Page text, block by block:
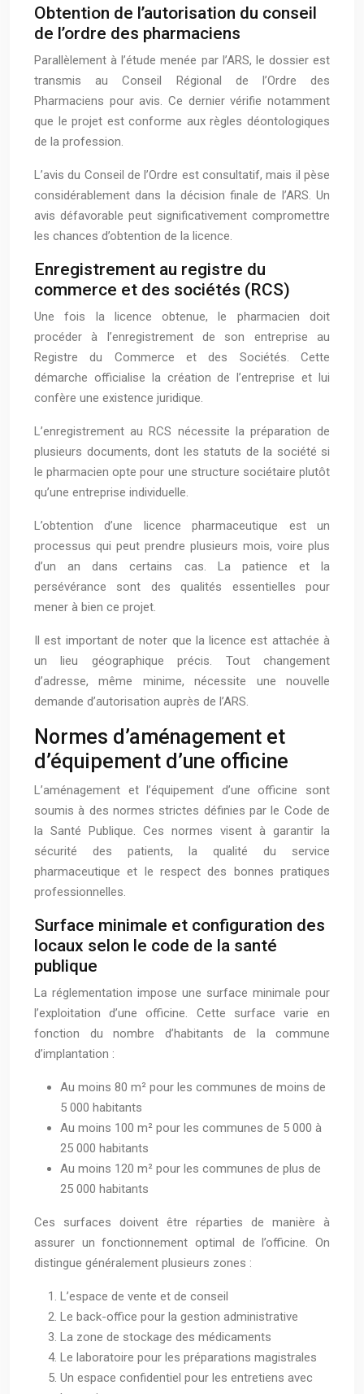
Obtention de l’autorisation du conseil
de l’ordre des pharmaciens
Parallèlement à l’étude menée par l’ARS, le dossier est
transmis au Conseil Régional de l’Ordre des
Pharmaciens pour avis. Ce dernier vérifie notamment
que le projet est conforme aux règles déontologiques
de la profession.
L’avis du Conseil de l’Ordre est consultatif, mais il pèse
considérablement dans la décision finale de l’ARS. Un
avis défavorable peut significativement compromettre
les chances d’obtention de la licence.
Enregistrement au registre du
commerce et des sociétés (RCS)
Une fois la licence obtenue, le pharmacien doit
procéder à l’enregistrement de son entreprise au
Registre du Commerce et des Sociétés. Cette
démarche officialise la création de l’entreprise et lui
confère une existence juridique.
L’enregistrement au RCS nécessite la préparation de
plusieurs documents, dont les statuts de la société si
le pharmacien opte pour une structure sociétaire plutôt
qu’une entreprise individuelle.
L’obtention d’une licence pharmaceutique est un
processus qui peut prendre plusieurs mois, voire plus
d’un an dans certains cas. La patience et la
persévérance sont des qualités essentielles pour
mener à bien ce projet.
Il est important de noter que la licence est attachée à
un lieu géographique précis. Tout changement
d’adresse, même minime, nécessite une nouvelle
demande d’autorisation auprès de l’ARS.
Normes d’aménagement et
d’équipement d’une officine
L’aménagement et l’équipement d’une officine sont
soumis à des normes strictes définies par le Code de
la Santé Publique. Ces normes visent à garantir la
sécurité des patients, la qualité du service
pharmaceutique et le respect des bonnes pratiques
professionnelles.
Surface minimale et configuration des
locaux selon le code de la santé
publique
La réglementation impose une surface minimale pour
l’exploitation d’une officine. Cette surface varie en
fonction du nombre d’habitants de la commune
d’implantation :
Au moins 80 m² pour les communes de moins de
5 000 habitants
Au moins 100 m² pour les communes de 5 000 à
25 000 habitants
Au moins 120 m² pour les communes de plus de
25 000 habitants
Ces surfaces doivent être réparties de manière à
assurer un fonctionnement optimal de l’officine. On
distingue généralement plusieurs zones :
L’espace de vente et de conseil
Le back-office pour la gestion administrative
La zone de stockage des médicaments
Le laboratoire pour les préparations magistrales
Un espace confidentiel pour les entretiens avec